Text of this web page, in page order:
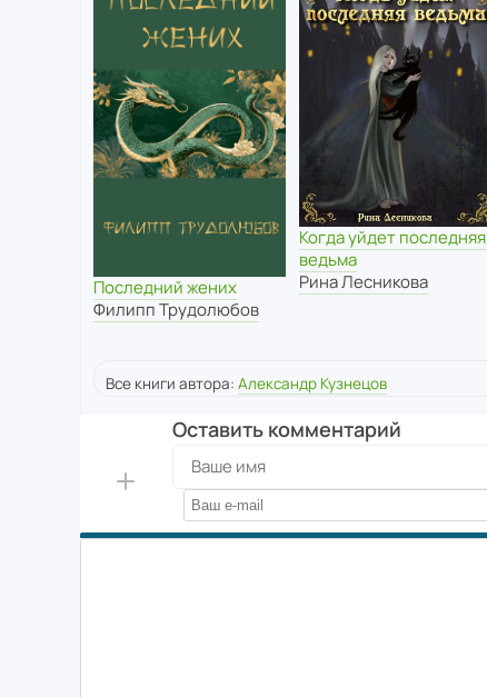
Последний жених
Филипп Трудолюбов
Когда уйдет последняя
ведьма
Рина Лесникова
Все книги автора: Александр Кузнецов
Оставить комментарий